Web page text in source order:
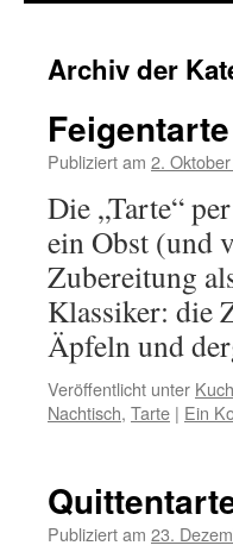
Archiv der
Feigentarte
Publiziert am 2.
Die „Tarte“
ein Obst (und
Zubereitung
Klassiker: die
Äpfeln und
Veröffentlicht unter
Nachtisch, Tarte | Ein
Publiziert am 23.